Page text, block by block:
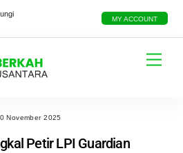
MY ACCOUNT
Menu
November 2025
Petir LPI Guardian